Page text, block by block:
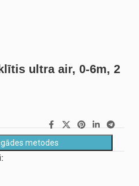
ultra air, 0-6m, 2
metodes